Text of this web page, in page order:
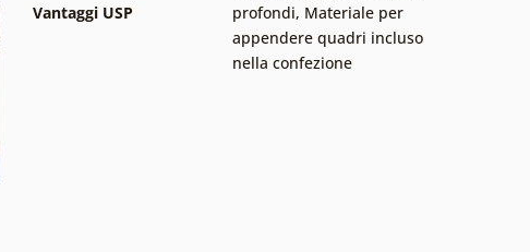
Vantaggi USP
profondi, Materiale per
appendere quadri incluso
nella confezione